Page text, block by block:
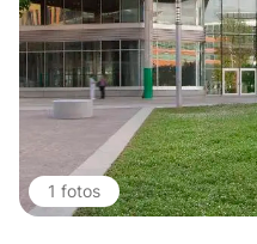
1 fotos